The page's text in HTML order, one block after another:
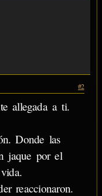
#2
allegada a ti.
Donde las
jaque por el
reaccionaron.